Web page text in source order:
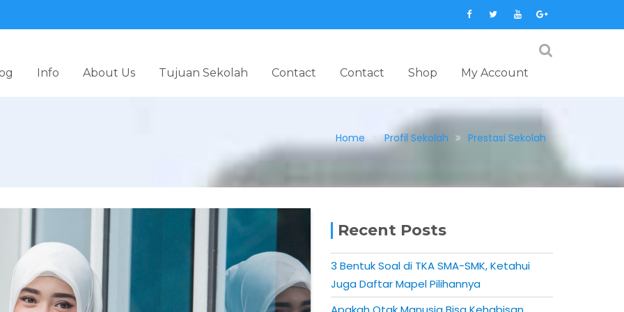
Info About Us Tujuan Sekolah Contact Contact Shop My Account
Home Profil Sekolah Prestasi Sekolah
Recent Posts
3 Bentuk Soal di TKA SMA-SMK, Ketahui
Juga Daftar Mapel Pilihannya